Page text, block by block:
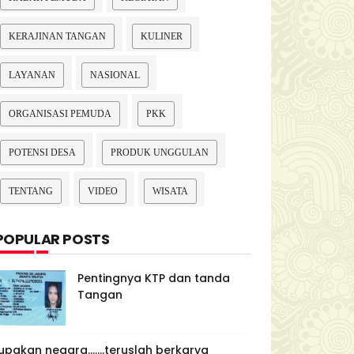
KERAJINAN TANGAN KULINER
LAYANAN NASIONAL
ORGANISASI PEMUDA PKK
POTENSI DESA PRODUK UNGGULAN
TENTANG VIDEO WISATA
POSTS
Pentingnya KTP dan tanda
Tangan
negara.......teruslah berkarya